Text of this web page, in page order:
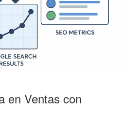
en Ventas con